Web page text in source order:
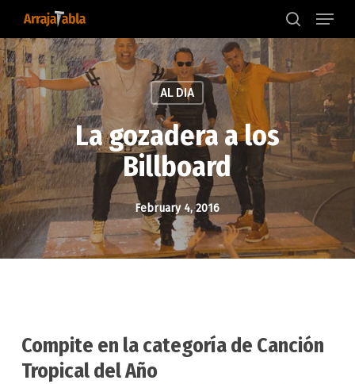
main
content
search
Menu
AL DIA
La gozadera a los
Billboard
February 4, 2016
Compite en la categoría de Canción
Tropical del Año